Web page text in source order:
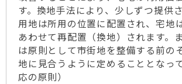
す。換地手法により、少しずつ提供
用地は所用の位置に配置され、宅地
あわせて再配置（換地）されます。
は原則として市街地を整備する前の
地に見合うように定めることとなっ
応の原則）